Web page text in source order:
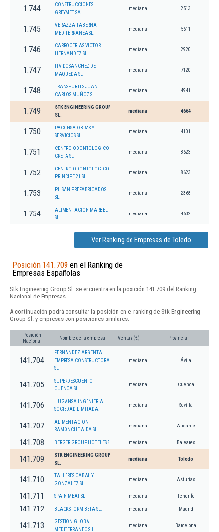
1.744
CONSTRUCCIONES
GREYMET SA
mediana 2513
1.745
VERAZZA TABERNA
MEDITERRANEA SL.
mediana 5611
1.746
CARROCERIAS VICTOR
HERNANDEZ SL
mediana 2920
1.747
ITV DOSANCHEZ DE
MAQUEDA SL
mediana 7120
1.748
TRANSPORTES JUAN
CARLOS MUÑOZ SL.
mediana 4941
1.749
STK ENGINEERING GROUP
SL.
mediana 4664
1.750
PACONSA OBRAS Y
SERVICIOS SL.
mediana 4101
1.751
CENTRO ODONTOLOGICO
CRETA SL
mediana 8623
1.752
CENTRO ODONTOLOGICO
PRINCIPE 21 SL.
mediana 8623
1.753
PLISAN PREFABRICADOS
SL.
mediana 2368
1.754
ALIMENTACION MARBEL
SL
mediana 4632
Ver Ranking de Empresas de Toledo
Posición 141.709 en el Ranking de
Empresas Españolas
Stk Engineering Group Sl. se encuentra en la posición 141.709 del Ranking
Nacional de Empresas.
A continuación podrá consultar la posición en el ranking de Stk Engineering
Group Sl. y empresas con posiciones similares:
Posición
Nacional
Nombre de la empresa Ventas (€) Provincia
141.704
FERNANDEZ ARGENTA
EMPRESA CONSTRUCTORA
SL
mediana Ávila
141.705
SUPERDESCUENTO
CUENCA SL
mediana Cuenca
141.706
HUGANSA INGENIERIA
SOCIEDAD LIMITADA.
mediana Sevilla
141.707
ALIMENTACION
RAMONCHE AIDA SL.
mediana Alicante
141.708 BERGER GROUP HOTELES SL mediana Baleares
141.709
STK ENGINEERING GROUP
SL.
mediana Toledo
141.710
TALLERES CABAL Y
GONZALEZ SL
mediana Asturias
141.711 SPAIN MEAT SL mediana Tenerife
141.712 BLACKSTORM BETA SL. mediana Madrid
141.713
GESTION GLOBAL
MEDITERRANEO S.L.
mediana Barcelona